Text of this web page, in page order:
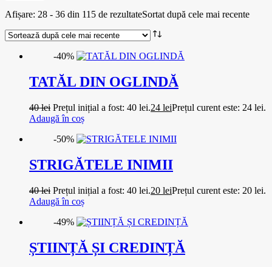
Afișare: 28 - 36 din 115 de rezultateSortat după cele mai recente
-40%
TATĂL DIN OGLINDĂ
40lei Prețul inițial a fost: 40 lei.24 leiPrețul curent este: 24 lei.
Adaugă în coș
-50%
STRIGĂTELE INIMII
40lei Prețul inițial a fost: 40 lei.20 leiPrețul curent este: 20 lei.
Adaugă în coș
-49%
ȘTIINȚĂ ȘI CREDINȚĂ